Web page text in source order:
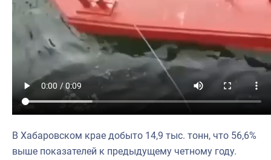
В Хабаровском крае добыто 14,9 тыс. тонн, что 56,6%
выше показателей к предыдущему четному году.